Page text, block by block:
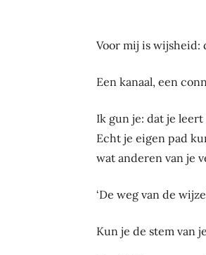
Voor mij is wijsheid:
Een kanaal, een
Ik gun je: dat je
Echt je eigen pad
wat anderen van je
‘De weg van de
Kun je de stem van